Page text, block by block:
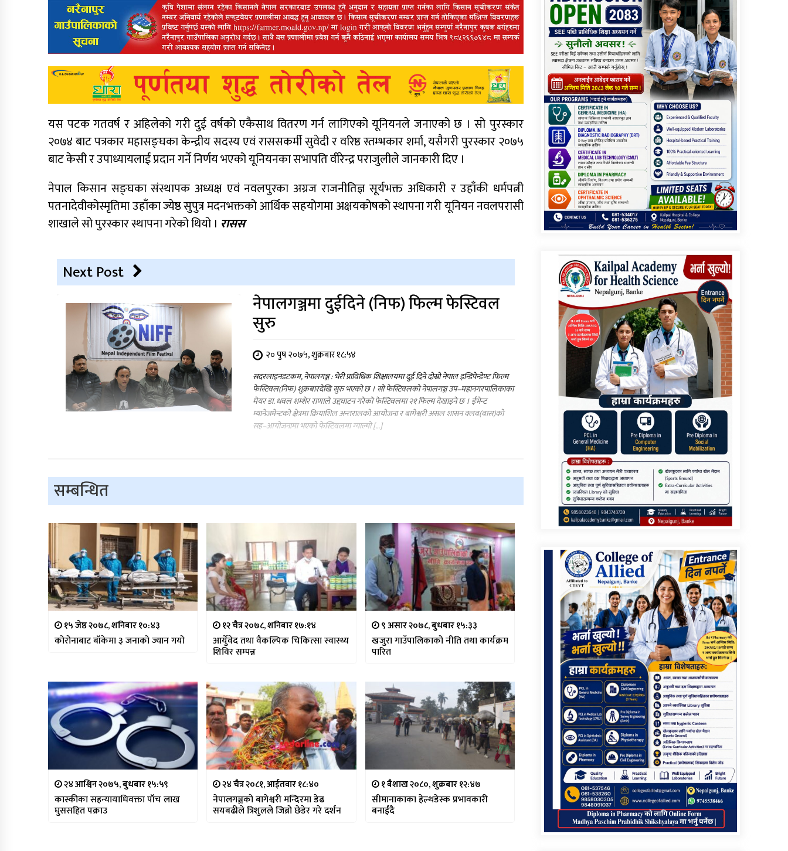
यस पटक गतवर्ष र अहिलेको गरी दुई वर्षको एकैसाथ वितरण गर्न लागिएको यूनियनले जनाएको छ । सो पुरस्कार
२०७४ बाट पत्रकार महासङ्घका केन्द्रीय सदस्य एवं राससकर्मी सुवेदी र वरिष्ठ स्तम्भकार शर्मा, यसैगरी पुरस्कार २०७५
बाट केसी र उपाध्यायलाई प्रदान गर्ने निर्णय भएको यूनियनका सभापति वीरेन्द्र पराजुलीले जानकारी दिए ।
नेपाल किसान सङ्घका संस्थापक अध्यक्ष एवं नवलपुरका अग्रज राजनीतिज्ञ सूर्यभक्त अधिकारी र उहाँकी धर्मपत्नी
पतनादेवीकोस्मृतिमा उहाँका ज्येष्ठ सुपुत्र मदनभक्तको आर्थिक सहयोगमा अक्षयकोषको स्थापना गरी यूनियन नवलपरासी
शाखाले सो पुरस्कार स्थापना गरेको थियो । रासस
Next Post
नेपालगञ्जमा दुईदिने (निफ) फिल्म फेस्टिवल
सुरु
२० पुष २०७५, शुक्रबार १८:५४
सदरलाइनडटकम, नेपालगञ्ज : भेरी प्राविधिक शिक्षालयमा दुई दिने दोस्रो नेपाल इन्डिपेन्डेण्ट फिल्म
फेस्टिवल(निफ) शुक्रबारदेखि सुरु भएको छ । सो फेस्टिवलको नेपालगञ्ज उप–महानगरपालिकाका
मेयर डा. धवल शम्शेर राणाले उद्दघाटन गरेको फेस्टिवलमा २१ फिल्म देखाइने छ । ईभेन्ट
म्यानेजमेन्टको क्षेत्रमा क्रियाशिल अन्तरालको आयोजना र बागेश्वरी असल शासन क्लब(बास)को
सह–आयोजनामा भएको फेस्टिवलमा ग्याल्मो […]
सम्बन्धित
१५ जेष्ठ २०७८, शनिबार १०:४३
कोरोनाबाट बाँकेमा ३ जनाको ज्यान गयो
१२ चैत्र २०७८, शनिबार १७:१४
आर्युेवेद तथा वैकल्पिक चिकित्सा स्वास्थ्य
शिविर सम्पन्न
९ असार २०७८, बुधबार १५:३३
खजुरा गाउँपालिकाको नीति तथा कार्यक्रम
पारित
२४ आश्विन २०७५, बुधबार १५:५९
कास्कीका सहन्यायाधिवक्ता पाँच लाख
घुससहित पक्राउ
२४ चैत्र २०८१, आईतवार १८:४०
नेपालगञ्जको बागेश्वरी मन्दिरमा डेढ
सयबढीले त्रिशुलले जिब्रो छेडेर गरे दर्शन
१ बैशाख २०८०, शुक्रबार १२:४७
सीमानाकाका हेल्थडेस्क प्रभावकारी
बनाईंदै